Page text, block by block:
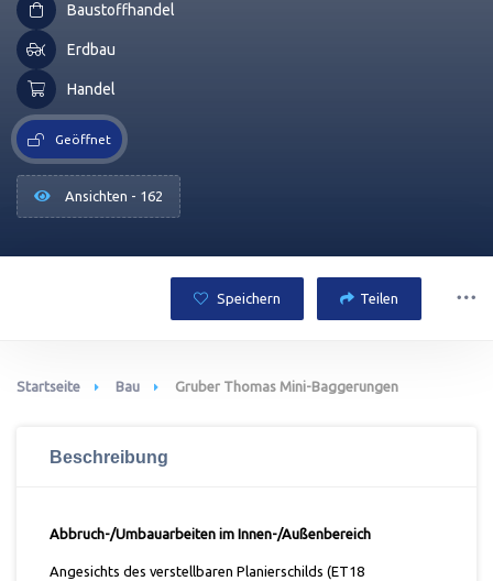
Baustoffhandel
Erdbau
Handel
Geöffnet
Ansichten - 162
Speichern Teilen
Startseite Bau Gruber Thomas Mini-Baggerungen
Beschreibung
Abbruch-/Umbauarbeiten im Innen-/Außenbereich
Angesichts des verstellbaren Planierschilds (ET18